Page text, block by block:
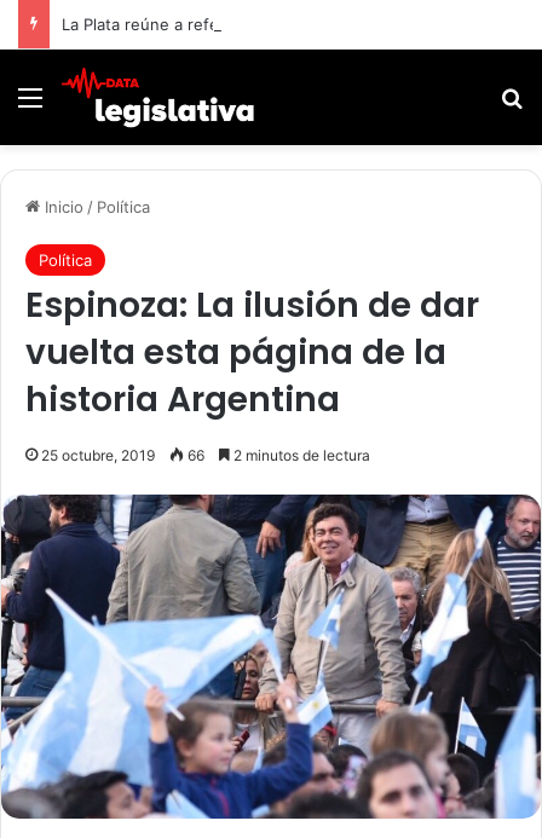
Menú
Inicio / Política
Política
Espinoza: La ilusión de dar
vuelta esta página de la
historia Argentina
25 octubre, 2019 66 2 minutos de lectura